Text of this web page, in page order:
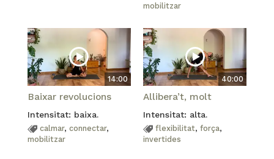
mobilitzar
14:00
Baixar revolucions
Intensitat: baixa.
calmar, connectar,
mobilitzar
40:00
Allibera’t, molt
Intensitat: alta.
flexibilitat, força,
invertides